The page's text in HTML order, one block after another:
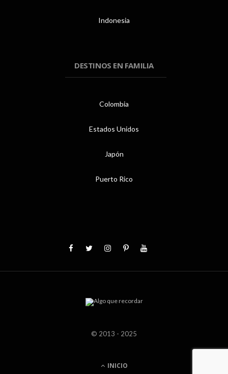
Indonesia
DESTINOS EN FAMILIA
Colombia
Estados Unidos
Japón
Puerto Rico
© 2013 - 2025
INICIO